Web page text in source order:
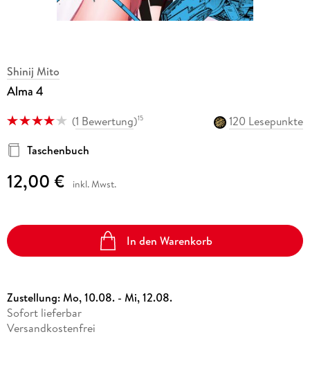
Shinij Mito
Alma 4
(1 Bewertung)15
120 Lesepunkte
Taschenbuch
12,00 € inkl. Mwst.
In den Warenkorb
Zustellung:Mo, 10.08. - Mi, 12.08.
Sofort lieferbar
Versandkostenfrei